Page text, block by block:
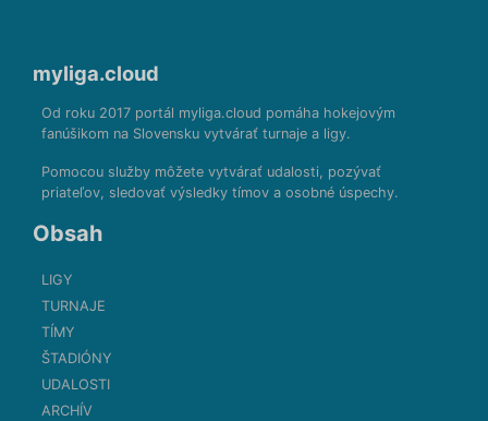
myliga.cloud
Od roku 2017 portál myliga.cloud pomáha hokejovým
fanúšikom na Slovensku vytvárať turnaje a ligy.
Pomocou služby môžete vytvárať udalosti, pozývať
priateľov, sledovať výsledky tímov a osobné úspechy.
Obsah
LIGY
TURNAJE
TÍMY
ŠTADIÓNY
UDALOSTI
ARCHÍV